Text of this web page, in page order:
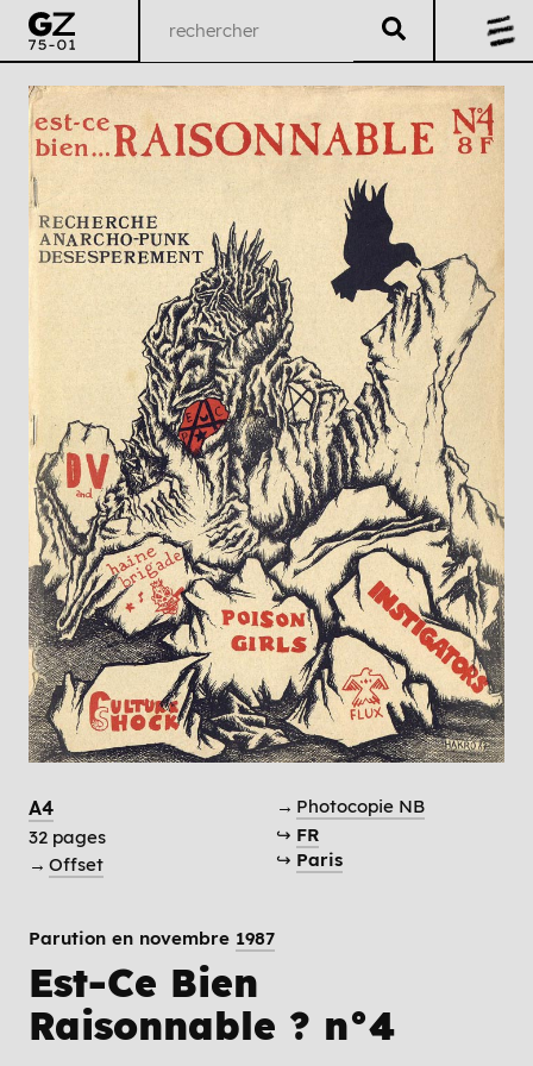
A4
32 pages
→ Offset
→ Photocopie NB
↪ FR
↪ Paris
Parution en novembre 1987
Est-Ce Bien
Raisonnable ? n°4